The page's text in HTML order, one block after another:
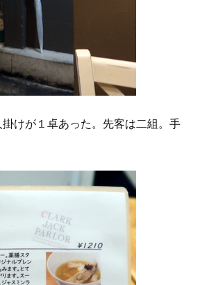
けが１卓あった。先客は二組。手